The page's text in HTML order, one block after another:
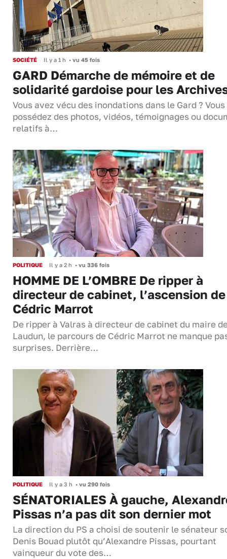
SOCIÉTÉ Il y a 1 h • vu 45 fois
GARD Démarche de mémoire et de
solidarité gardoise pour les
Vous avez vécu des inondations dans le Gard ? Vous
possédez des photos, vidéos, témoignages ou
relatifs à…
POLITIQUE Il y a 2 h • vu 336 fois
HOMME DE L’OMBRE De ripper à
directeur de cabinet, l’ascension de
Cédric Marrot
De ripper à Valras à directeur de cabinet du maire
Laudun, le parcours de Cédric Marrot ne manque
surprises. Derrière…
POLITIQUE Il y a 3 h • vu 290 fois
SÉNATORIALES À gauche,
Pissas n’a pas dit son dernier mot
La direction du PS a choisi de soutenir le sénateur
Denis Bouad plutôt qu’Alexandre Pissas, pourtant
vainqueur du vote des…